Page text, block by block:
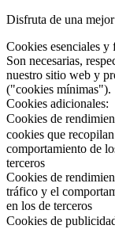
Disfruta de una
Cookies esenciales y
Son necesarias,
nuestro sitio web y
("cookies mínimas").
Cookies adicionales:
Cookies de
cookies que
comportamiento de
terceros
Cookies de
tráfico y el
en los de terceros
Cookies de